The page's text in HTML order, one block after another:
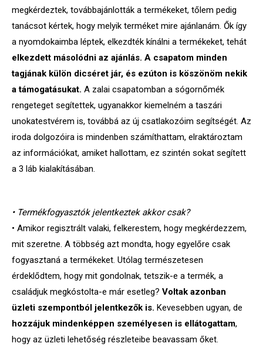
megkérdeztek, továbbajánlották a termékeket, tőlem pedig
tanácsot kértek, hogy melyik terméket mire ajánlanám. Ők így
a nyomdokaimba léptek, elkezdték kínálni a termékeket, tehát
elkezdett másolódni az ajánlás. A csapatom minden
tagjának külön dicséret jár, és ezúton is köszönöm nekik
a támogatásukat. A zalai csapatomban a sógornőmék
rengeteget segítettek, ugyanakkor kiemelném a taszári
unokatestvérem is, továbbá az új csatlakozóim segítségét. Az
iroda dolgozóira is mindenben számíthattam, elraktároztam
az információkat, amiket hallottam, ez szintén sokat segített
a 3 láb kialakításában.
• Termékfogyasztók jelentkeztek akkor csak?
• Amikor regisztrált valaki, felkerestem, hogy megkérdezzem,
mit szeretne. A többség azt mondta, hogy egyelőre csak
fogyasztaná a termékeket. Utólag természetesen
érdeklődtem, hogy mit gondolnak, tetszik-e a termék, a
családjuk megkóstolta-e már esetleg? Voltak azonban
üzleti szempontból jelentkezők is. Kevesebben ugyan, de
hozzájuk mindenképpen személyesen is ellátogattam,
hogy az üzleti lehetőség részleteibe beavassam őket.